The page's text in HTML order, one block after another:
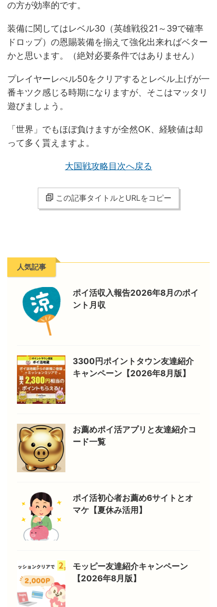
の方が効率的です。
装備に関してはレベル30（英雄戦役21～39で確率
ドロップ）の恩賜装備を揃えて強化出来ればベター
かと思います。（絶対必要条件ではありません）
プレイヤーレべル50をクリアするとレベル上げが一
番キツク感じる時期になりますが、そこはマッタリ
遊びましょう。
「世界」でもほぼ負けますが全然OK、経験値は却
って多く貰えますよ。
大国戦攻略目次へ戻る
この記事タイトルとURLをコピー
人気記事
ポイ活収入報告2026年8月のポイ
ント月収
3300円ポイントタウン友達紹介
キャンペーン【2026年8月版】
お薦めポイ活アプリと友達紹介コ
ード一覧
ポイ活初心者お薦め6サイトとオ
マケ【夏休み活用】
モッピー友達紹介キャンペーン
【2026年8月版】